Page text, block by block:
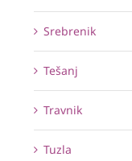
Srebrenik
Tešanj
Travnik
Tuzla